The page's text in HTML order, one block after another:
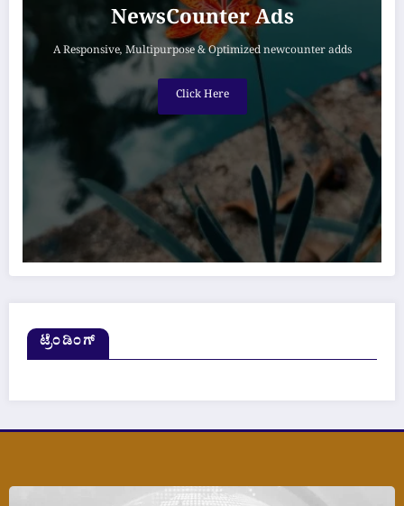
NewsCounter Ads
A Responsive, Multipurpose & Optimized newcounter adds
Click Here
ಟ್ರೆಂಡಿಂಗ್‌